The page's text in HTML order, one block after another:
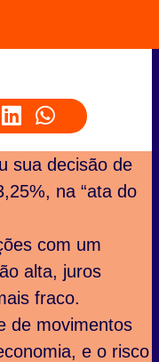
sua decisão de
na “ata do
com um
alta, juros
fraco.
de movimentos
e o risco